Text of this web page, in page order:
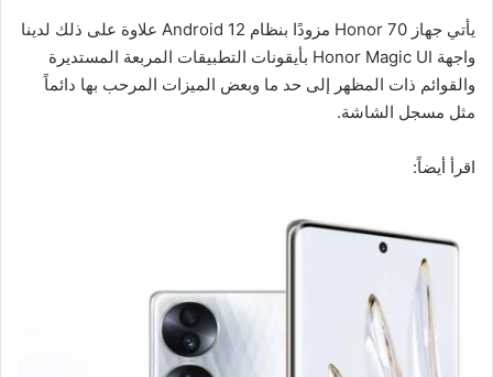
يأتي جهاز Honor 70 مزودًا بنظام Android 12 علاوة على ذلك لدينا
واجهة Honor Magic UI بأيقونات التطبيقات المربعة المستديرة
والقوائم ذات المظهر إلى حد ما وبعض الميزات المرحب بها دائماً
مثل مسجل الشاشة.
اقرأ أيضاً: